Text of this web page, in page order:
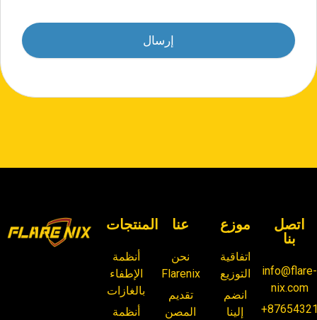
إرسال
المنتجات
أنظمة
الإطفاء
بالغازات
أنظمة
عنا
نحن
Flarenix
تقديم
المصن
موزع
اتفاقية
التوزيع
انضم
إلينا
اتصل
بنا
info@flare-
nix.com